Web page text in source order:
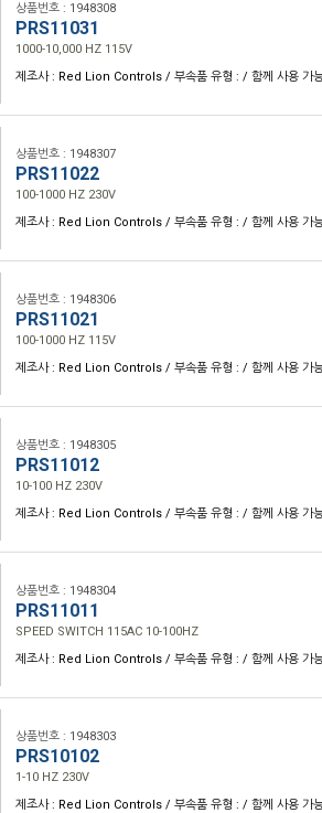
상품번호 : 1948308
PRS11031
1000-10,000 HZ 115V
제조사 : Red Lion Controls / 부속품 유형 : / 함께 사용 가
상품번호 : 1948307
PRS11022
100-1000 HZ 230V
제조사 : Red Lion Controls / 부속품 유형 : / 함께 사용 가
상품번호 : 1948306
PRS11021
100-1000 HZ 115V
제조사 : Red Lion Controls / 부속품 유형 : / 함께 사용 가
상품번호 : 1948305
PRS11012
10-100 HZ 230V
제조사 : Red Lion Controls / 부속품 유형 : / 함께 사용 가
상품번호 : 1948304
PRS11011
SPEED SWITCH 115AC 10-100HZ
제조사 : Red Lion Controls / 부속품 유형 : / 함께 사용 가
상품번호 : 1948303
PRS10102
1-10 HZ 230V
제조사 : Red Lion Controls / 부속품 유형 : / 함께 사용 가